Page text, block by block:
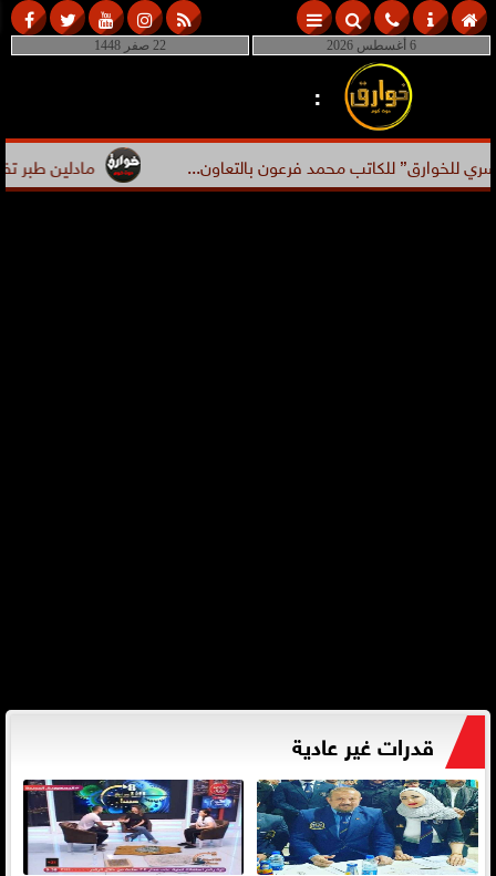
22 صفر 1448 6 أغسطس 2026
:
مادلين طبر للكاتب محمد فرعون بالتعاون...
قدرات غير عادية